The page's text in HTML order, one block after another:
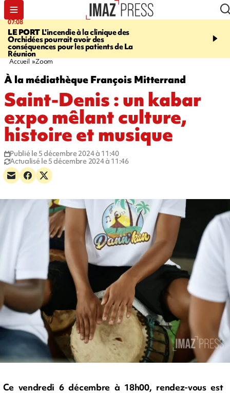
07:08
LE PORT L'incendie à la clinique des
Orchidées pourrait avoir des
conséquences pour les patients de La
Réunion
09:56
Accueil Zoom
À la médiathèque François Mitterrand
Saint-Denis : un kabar
expo mêlant culture,
histoire et musique
Publié le 5 décembre 2024 à 11:40
Actualisé le 5 décembre 2024 à 11:46
Ce vendredi 6 décembre à 18h00, rendez-vous est